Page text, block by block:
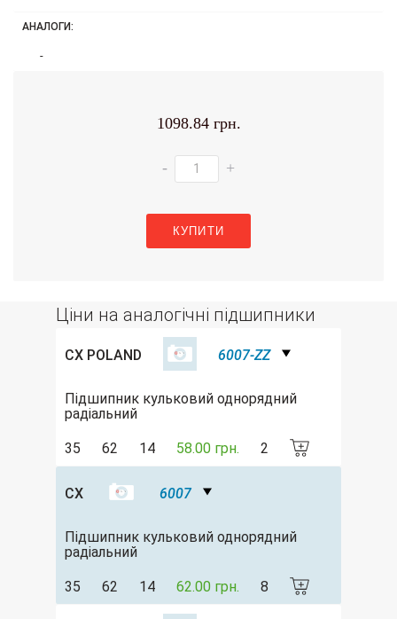
АНАЛОГИ:
-
1098.84 грн.
- +
КУПИТИ
Ціни на аналогічні підшипники
CX POLAND 6007-ZZ
Підшипник кульковий однорядний
радіальний
35 62 14 58.00 грн. 2
CX 6007
Підшипник кульковий однорядний
радіальний
35 62 14 62.00 грн. 8